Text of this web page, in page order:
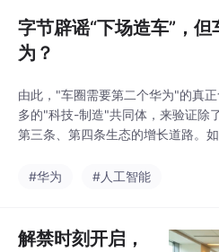
字节辟谣“下场造车”，
为？
由此，"车圈需要第二个华为"的真
多的"科技-制造"共同体，来验证除
第三条、第四条生态的增长道路。
小米验证了，借鉴好的设计也可以
#华为 #人工智能
解禁时刻开启，